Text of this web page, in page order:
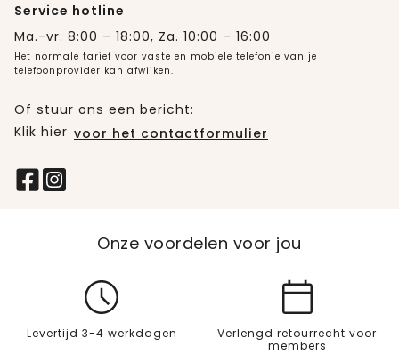
Service hotline
Ma.-vr. 8:00 – 18:00, Za. 10:00 – 16:00
Het normale tarief voor vaste en mobiele telefonie van je
telefoonprovider kan afwijken.
Of stuur ons een bericht:
Klik hier voor het contactformulier
Onze voordelen voor jou
Levertijd 3-4 werkdagen
Verlengd retourrecht voor
members